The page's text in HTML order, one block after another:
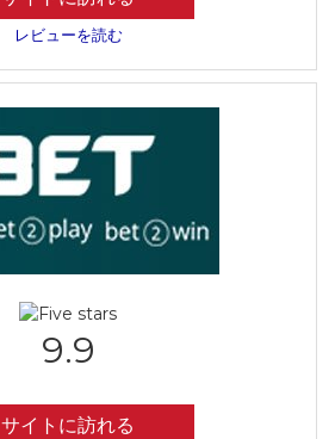
レビューを読む
9.9
サイトに訪れる